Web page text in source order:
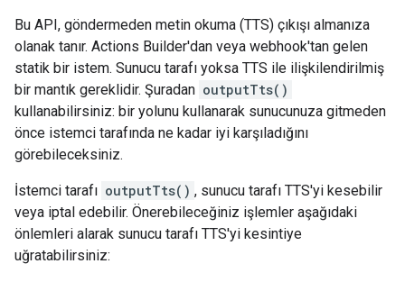
Bu API, göndermeden metin okuma (TTS) çıkışı almanıza
olanak tanır. Actions Builder'dan veya webhook'tan gelen
statik bir istem. Sunucu tarafı yoksa TTS ile ilişkilendirilmiş
bir mantık gereklidir. Şuradan outputTts()
kullanabilirsiniz: bir yolunu kullanarak sunucunuza gitmeden
önce istemci tarafında ne kadar iyi karşıladığını
görebileceksiniz.
İstemci tarafı outputTts() , sunucu tarafı TTS'yi kesebilir
veya iptal edebilir. Önerebileceğiniz işlemler aşağıdaki
önlemleri alarak sunucu tarafı TTS'yi kesintiye
uğratabilirsiniz: